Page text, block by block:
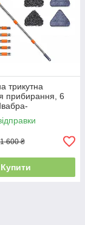
трикутна
прибирання, 6
360° для миття
та вікон
1 600 ₴
Купити